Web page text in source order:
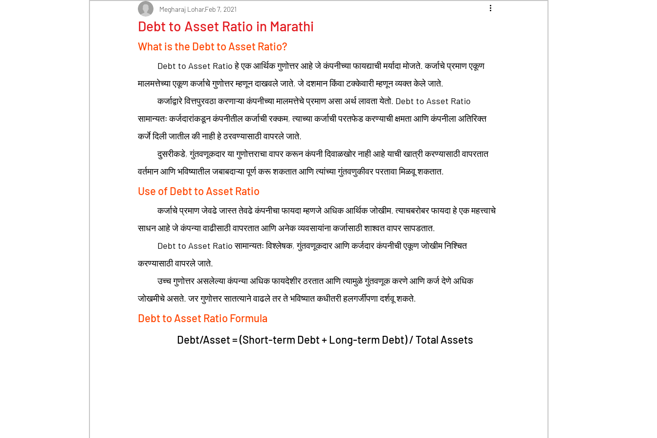
Ledger Book Trial Balance
Bank Reconciliation Letter of Credit Cash Flow Statement
Financial Ratios Taxes News
Debt to Asset Ratio in Marathi
Megharaj LoharFeb 7, 2021
What is the Debt to Asset Ratio?
Debt to Asset Ratio हे एक आर्थिक गुणोत्तर आहे जे कंपनीच्या फायद्याची मर्यादा मोजते. कर्जाचे प्रमाण एकूण
मालमत्तेच्या एकूण कर्जाचे गुणोत्तर म्हणून दाखवले जाते, जे दशमान किंवा टक्केवारी म्हणून व्यक्त केले जाते.
	कर्जाद्वारे वित्तपुरवठा करणाऱ्या कंपनीच्या मालमत्तेचे प्रमाण असा अर्थ लावता येतो.
Debt to Asset Ratio
सामान्यतः कर्जदारांकडून कंपनीतील कर्जाची रक्कम, त्याच्या कर्जाची परतफेड करण्याची क्षमता आणि कंपनीला अतिरिक्त
कर्जे दिली जातील की नाही हे ठरवण्यासाठी वापरले जाते.
	दुसरीकडे, गुंतवणूकदार या गुणोत्तराचा वापर करून कंपनी दिवाळखोर नाही आहे याची खात्री करण्यासाठी वापरतात
वर्तमान आणि भविष्यातील जबाबदाऱ्या पूर्ण करू शकतात आणि त्यांच्या गुंतवणुकीवर परतावा मिळवू शकतात.
Use of Debt to Asset Ratio
	कर्जाचे प्रमाण जेवढे जास्त तेवढे कंपनीचा फायदा म्हणजे अधिक आर्थिक जोखीम. त्याचबरोबर फायदा हे एक महत्त्वाचे
साधन आहे जे कंपन्या वाढीसाठी वापरतात आणि अनेक व्यवसायांना कर्जासाठी शाश्वत वापर सापडतात.
Debt to Asset Ratio सामान्यतः विश्लेषक, गुंतवणूकदार आणि कर्जदार कंपनीची एकूण जोखीम निश्चित
करण्यासाठी वापरले जाते.
	उच्च गुणोत्तर असलेल्या कंपन्या अधिक फायदेशीर ठरतात आणि त्यामुळे गुंतवणूक करणे आणि कर्ज देणे अधिक
जोखमीचे असते. जर गुणोत्तर सातत्याने वाढले तर ते भविष्यात कधीतरी हलगर्जीपणा दर्शवू शकते.
Debt to Asset Ratio Formula
		Debt/Asset = (Short-term Debt + Long-term Debt) / Total Assets